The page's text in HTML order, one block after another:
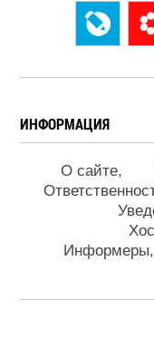
ИНФОРМАЦИЯ
О сайте
Информеры